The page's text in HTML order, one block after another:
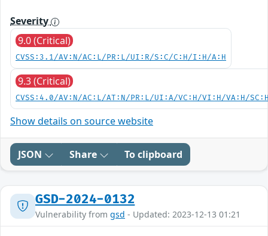
Severity
9.0 (Critical)
CVSS:3.1/AV:N/AC:L/PR:L/UI:R/S:C/C:H/I:H/A:H
9.3 (Critical)
CVSS:4.0/AV:N/AC:L/AT:N/PR:L/UI:A/VC:H/VI:H/VA:H/
Show details on source website
JSON Share To clipboard
GSD-2024-0132
Vulnerability from gsd - Updated: 2023-12-13 01:21